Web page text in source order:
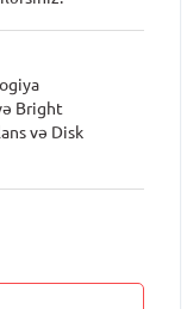
Bright
və Disk